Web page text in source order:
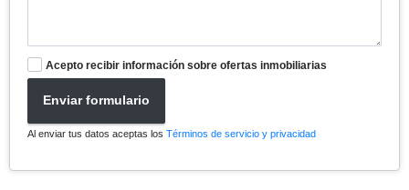
Acepto recibir información sobre ofertas inmobiliarias
Enviar formulario
Al enviar tus datos aceptas los Términos de servicio y privacidad